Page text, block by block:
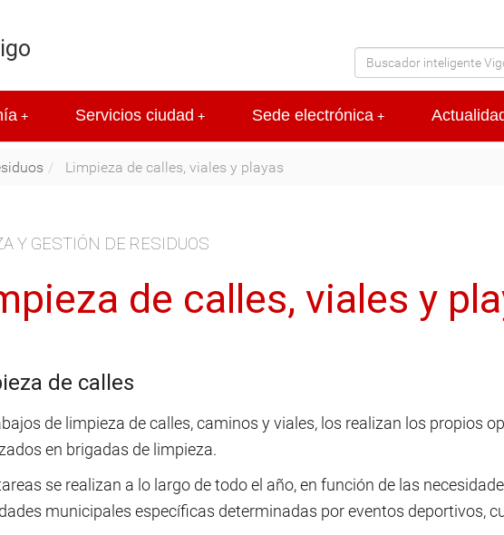
+ +
Servicios ciudad +
Sede electrónica
Limpieza de calles, viales y playas
Y GESTIÓN DE RESIDUOS
de calles, viales y
de calles
de limpieza de calles, caminos y viales, los realizan los propios
en brigadas de limpieza.
se realizan a lo largo de todo el año, en función de las
municipales específicas determinadas por eventos deportivos,